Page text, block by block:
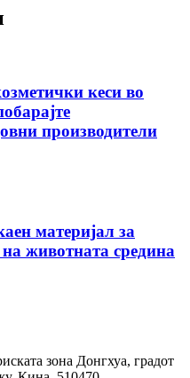
кеси во
производители
материјал за
животната средина
зона Донгхуа, градот